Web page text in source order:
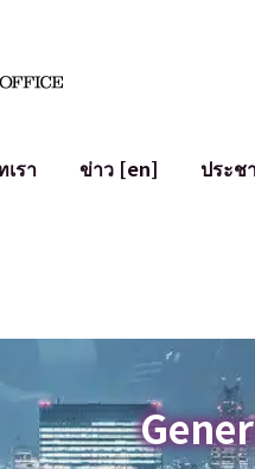
รา
ข่าว [en] ประช
ลส่วนบุคคล
ฆษณา
อาช